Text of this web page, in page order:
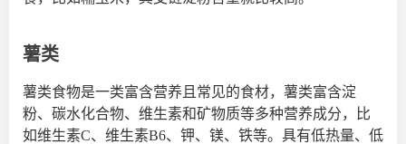
薯类
薯类食物是一类富含营养且常见的食材，薯类富含淀
粉、碳水化合物、维生素和矿物质等多种营养成分，比
如维生素C、维生素B6、钾、镁、铁等。具有低热量、低